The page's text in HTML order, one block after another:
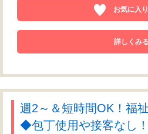
お気に入
詳しくみる
週2～＆短時間OK！福
◆包丁使用や接客なし！